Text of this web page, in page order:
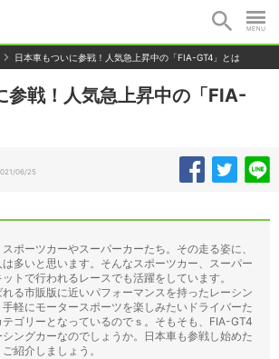
日本車もついに参戦！人気急上昇中の「FIA-GT4」とは
参戦！人気急上昇中の「FIA-
06/25
ポーツカーやスーパーカーたち。その走る姿に、
多いと思います。そんなスポーツカー、スーパー
トで行われるレースでも活躍をしています。
れる市販版に近いパフォーマンスを持ったレーシン
軽にモータースポーツを楽しみたいドライバーた
ゴリーとなっているのでｓ。そもそも、FIA-GT4
ングカーなのでしょうか。日本車も参戦し始めた
紹介しましょう。